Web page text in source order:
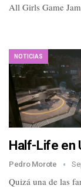
All Girls Game
NOTICIAS
Half-Life en
Pedro Morote
Quizá una de las